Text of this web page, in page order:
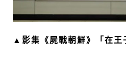
▲影集《屍戰朝鮮》「在王